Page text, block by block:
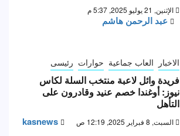
الإثنين, 21 يوليو 2025, 5:37 م
عبد الرحمن هاشم
الاخبار العاب جماعية حوارات رئيسى
فريدة وائل لاعبة منتخب السلة لكاس
نيوز: أوغندا خصم عنيد وقادرون على
التأهل
السبت, 8 فبراير 2025, 12:19 ص kasnews